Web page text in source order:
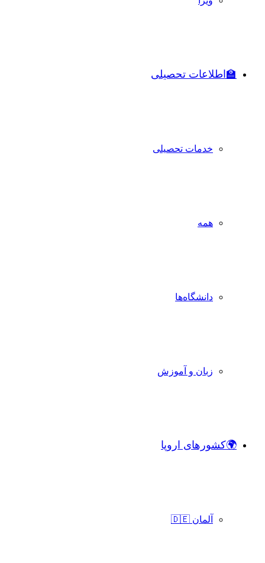
🏫اطلاعات تحصیلی
خدمات تحصیلی
همه
دانشگاه‌ها
زبان و آموزش
🌍کشورهای اروپا
آلمان 🇩🇪